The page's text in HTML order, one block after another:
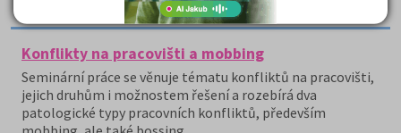
Konflikty na pracovišti a mobbing
Seminární práce se věnuje tématu konfliktů na pracovišti,
jejich druhům i možnostem řešení a rozebírá dva
patologické typy pracovních konfliktů, především